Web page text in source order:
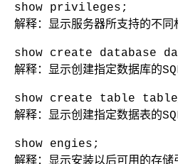
show privileges;
解释：显示服务器所支持的不同
show create database
解释：显示创建指定数据库的
show create table
解释：显示创建指定数据表的
show engies;
解释：显示安装以后可用的存储